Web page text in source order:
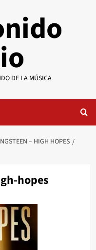
DE LA MÚSICA
– HIGH HOPES
hopes